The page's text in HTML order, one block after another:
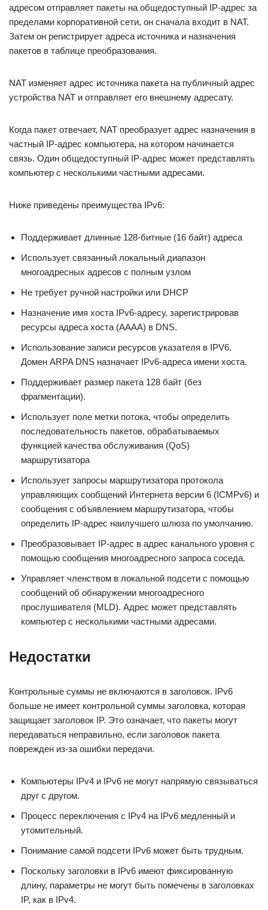
адресом отправляет пакеты на общедоступный IP-адрес за
пределами корпоративной сети, он сначала входит в NAT.
Затем он регистрирует адреса источника и назначения
пакетов в таблице преобразования.
NAT изменяет адрес источника пакета на публичный адрес
устройства NAT и отправляет его внешнему адресату.
Когда пакет отвечает, NAT преобразует адрес назначения в
частный IP-адрес компьютера, на котором начинается
связь. Один общедоступный IP-адрес может представлять
компьютер с несколькими частными адресами.
Ниже приведены преимущества IPv6:
Поддерживает длинные 128-битные (16 байт) адреса
Использует связанный локальный диапазон
многоадресных адресов с полным узлом
Не требует ручной настройки или DHCP
Назначение имя хоста IPv6-адресу, зарегистрировав
ресурсы адреса хоста (AAAA) в DNS.
Использование записи ресурсов указателя в IPV6.
Домен ARPA DNS назначает IPv6-адреса имени хоста.
Поддерживает размер пакета 128 байт (без
фрагментации).
Использует поле метки потока, чтобы определить
последовательность пакетов, обрабатываемых
функцией качества обслуживания (QoS)
маршрутизатора
Использует запросы маршрутизатора протокола
управляющих сообщений Интернета версии 6 (ICMPv6) и
сообщения с объявлением маршрутизатора, чтобы
определить IP-адрес наилучшего шлюза по умолчанию.
Преобразовывает IP-адрес в адрес канального уровня с
помощью сообщения многоадресного запроса соседа.
Управляет членством в локальной подсети с помощью
сообщений об обнаружении многоадресного
прослушивателя (MLD). Адрес может представлять
компьютер с несколькими частными адресами.
Недостатки
Контрольные суммы не включаются в заголовок. IPv6
больше не имеет контрольной суммы заголовка, которая
защищает заголовок IP. Это означает, что пакеты могут
передаваться неправильно, если заголовок пакета
поврежден из-за ошибки передачи.
Компьютеры IPv4 и IPv6 не могут напрямую связываться
друг с другом.
Процесс переключения с IPv4 на IPv6 медленный и
утомительный.
Понимание самой подсети IPv6 может быть трудным.
Поскольку заголовки в IPv6 имеют фиксированную
длину, параметры не могут быть помечены в заголовках
IP, как в IPv4.